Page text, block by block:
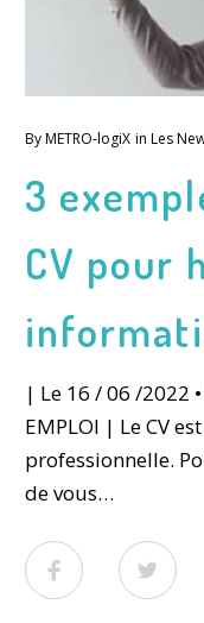
ByMETRO-logiX inLes
3
CV pour
| Le 16 / 06 /2022
EMPLOI | Le CV
professionnelle.
de vous…
Facebook